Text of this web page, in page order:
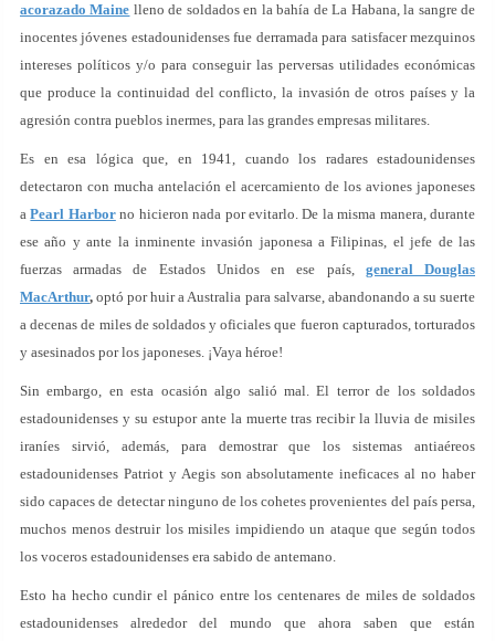
acorazado Maine lleno de soldados en la bahía de La Habana, la sangre de
inocentes jóvenes estadounidenses fue derramada para satisfacer mezquinos
intereses políticos y/o para conseguir las perversas utilidades económicas
que produce la continuidad del conflicto, la invasión de otros países y la
agresión contra pueblos inermes, para las grandes empresas militares.
Es en esa lógica que, en 1941, cuando los radares estadounidenses
detectaron con mucha antelación el acercamiento de los aviones japoneses
aPearl Harborno hicieron nada por evitarlo. De la misma manera, durante
ese año y ante la inminente invasión japonesa a Filipinas, el jefe de las
fuerzas armadas de Estados Unidos en ese país, general Douglas
MacArthur, optó por huir a Australia para salvarse, abandonando a su suerte
a decenas de miles de soldados y oficiales que fueron capturados, torturados
y asesinados por los japoneses. ¡Vaya héroe!
Sin embargo, en esta ocasión algo salió mal. El terror de los soldados
estadounidenses y su estupor ante la muerte tras recibir la lluvia de misiles
iraníes sirvió, además, para demostrar que los sistemas antiaéreos
estadounidenses Patriot y Aegis son absolutamente ineficaces al no haber
sido capaces de detectar ninguno de los cohetes provenientes del país persa,
muchos menos destruir los misiles impidiendo un ataque que según todos
los voceros estadounidenses era sabido de antemano.
Esto ha hecho cundir el pánico entre los centenares de miles de soldados
estadounidenses alrededor del mundo que ahora saben que están